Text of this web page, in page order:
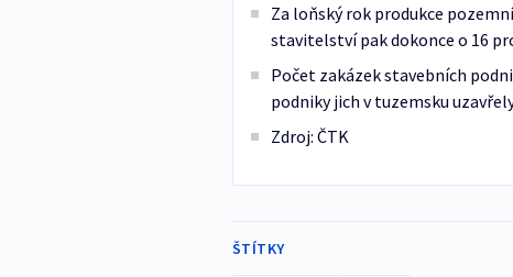
Za loňský rok produkce
stavitelství pak dokonce o 16
Počet zakázek stavebních
podniky jich v tuzemsku
Zdroj: ČTK
ŠTÍTKY